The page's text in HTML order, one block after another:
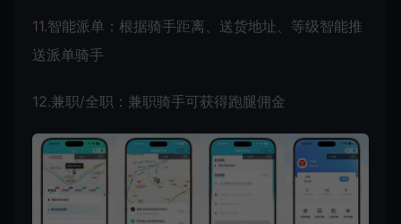
11.智能派单：根据骑手距离、送货地址、等级智能推
送派单骑手
12.兼职/全职：兼职骑手可获得跑腿佣金